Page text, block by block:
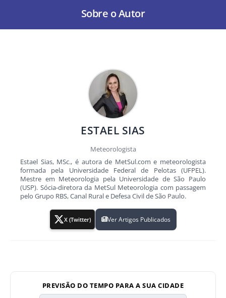
Sobre o Autor
ESTAEL SIAS
Meteorologista
Estael Sias, MSc., é autora de MetSul.com e meteorologista
formada pela Universidade Federal de Pelotas (UFPEL).
Mestre em Meteorologia pela Universidade de São Paulo
(USP). Sócia-diretora da MetSul Meteorologia com passagem
pelo Grupo RBS, Canal Rural e Defesa Civil de São Paulo.
X (Twitter) Ver Artigos Publicados
PREVISÃO DO TEMPO PARA A SUA CIDADE